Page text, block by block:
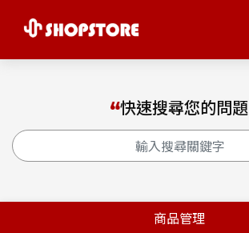
快速搜尋您的問題
商品管理